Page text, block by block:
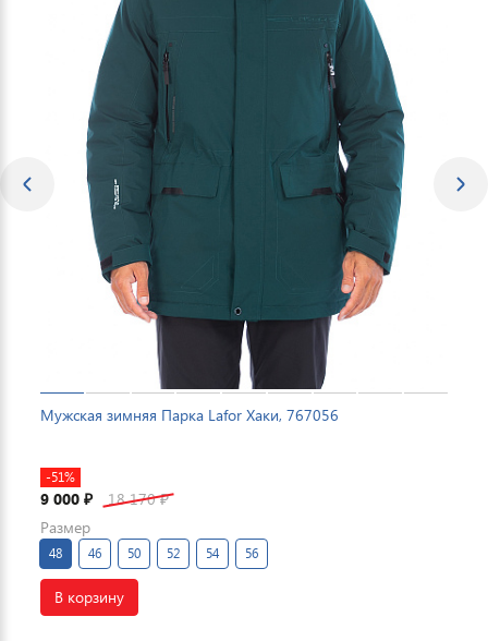
Мужская зимняя Парка Lafor Хаки, 767056
-51%
9 000 ₽ 18 170₽
Размер
48 46 50 52 54 56
В корзину